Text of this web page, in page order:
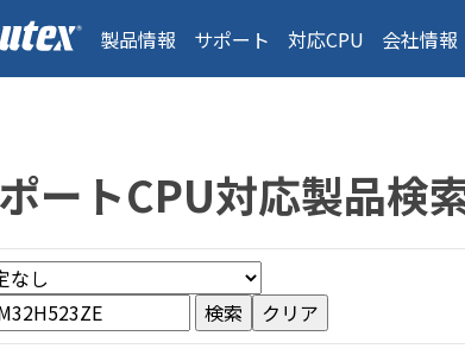
製品情報 サポート 対応CPU 会社情報
ートCPU対応製品検